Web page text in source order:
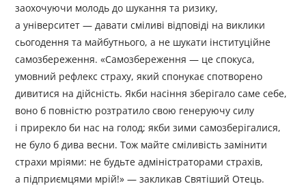
заохочуючи молодь до шукання та ризику,
а університет — давати сміливі відповіді на виклики
сьогодення та майбутнього, а не шукати інституційне
самозбереження. «Самозбереження — це спокуса,
умовний рефлекс страху, який спонукає спотворено
дивитися на дійсність. Якби насіння зберігало саме себе,
воно б повністю розтратило свою генеруючу силу
і прирекло би нас на голод; якби зими самозберігалися,
не було б дива весни. Тож майте сміливість замінити
страхи мріями: не будьте адміністраторами страхів,
а підприємцями мрій!» — закликав Святіший Отець.